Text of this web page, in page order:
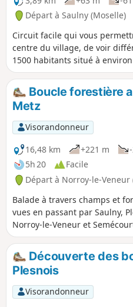
Départ à Saulny (Moselle)
Circuit facile qui vous
centre du village, de voir
1500 habitants situé à
Metz. À travers ruelles et
d'une vue dégagée sur
zone maraîchère puis longer
Boucle forestière
Metz
Visorandonneur
16,48 km
+221 m
5h 20
Facile
Départ à Norroy-le-Veneur
Balade à travers champs et
vues en passant par Saulny,
Norroy-le-Veneur et
Découverte des
Plesnois
Visorandonneur